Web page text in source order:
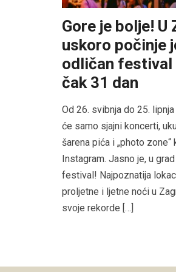
Gore je bolje! U
uskoro počinje
odličan
čak 31 dan
Od 26. svibnja do 25.
će samo sjajni koncerti,
šarena pića i „photo
Instagram. Jasno je, u
festival! Najpoznatija
proljetne i ljetne noći u
svoje rekorde […]